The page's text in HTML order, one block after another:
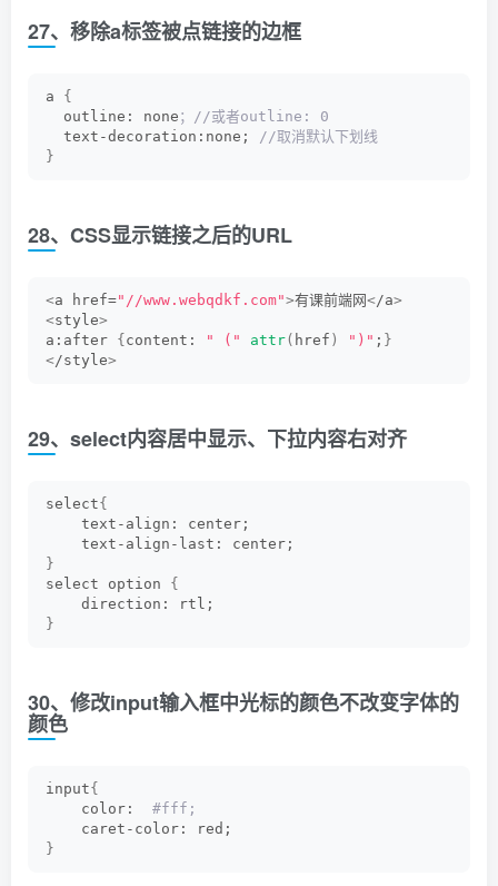
27、移除a标签被点链接的边框
a {
  outline: none
；//或者outline: 0
  text-decoration:none;
//取消默认下划线
}
28、CSS显示链接之后的URL
<a href="//www.webqdkf.com">有课前端网</a>
<style>
a:after { content: " (" attr( href ) ")" ; }
</style>
29、select内容居中显示、下拉内容右对齐
select{
    text-align: center;
    text-align-last: center;
}
select option {
    direction: rtl;
}
30、修改input输入框中光标的颜色不改变字体的
颜色
input{
    color:
#fff;
    caret-color: red;
}